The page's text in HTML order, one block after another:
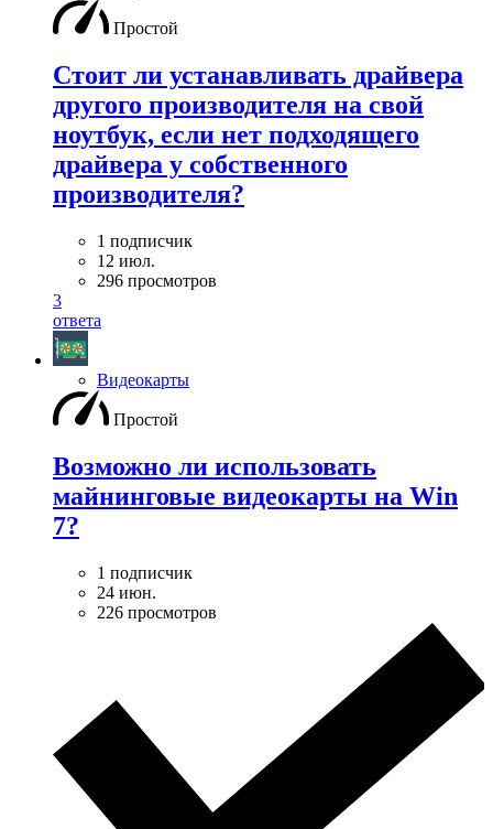
Простой
Стоит ли устанавливать драйвера
другого производителя на свой
ноутбук, если нет подходящего
драйвера у собственного
производителя?
1 подписчик
12 июл.
296 просмотров
3
ответа
Видеокарты
Простой
Возможно ли использовать
майнинговые видеокарты на Win
7?
1 подписчик
24 июн.
226 просмотров